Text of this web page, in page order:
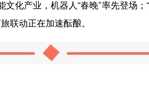
化产业，机器人“春晚”率先登场
联动正在加速酝酿。